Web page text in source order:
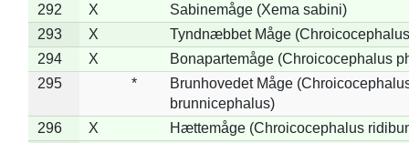
292
X
Sabinemåge (Xema sabini)
293
X
Tyndnæbbet Måge
294
X
Bonapartemåge (Chroicocephalus
295
*
Brunhovedet Måge
brunnicephalus)
296
X
Hættemåge (Chroicocephalus